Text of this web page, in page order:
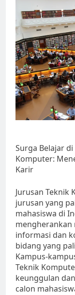
Surga Belajar
Komputer:
Karir
Jurusan Teknik
jurusan yang
mahasiswa di
informasi dan
bidang yang
Kampus-
Teknik
keunggulan
calon